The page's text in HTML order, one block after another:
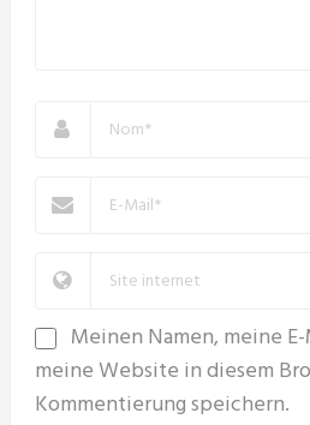
Meinen Namen, meine
meine Website in diesem
Kommentierung speichern.